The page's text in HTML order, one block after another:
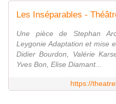
Les Inséparables -
Une pièce de Stephan
Leygonie Adaptation et mise
Didier Bourdon, Valérie
Yves Bon, Elise Diamant...
https://